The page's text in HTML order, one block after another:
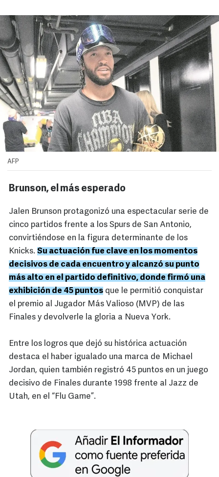
AFP
Brunson, el más esperado
Jalen Brunson protagonizó una espectacular serie de
cinco partidos frente a los Spurs de San Antonio,
convirtiéndose en la figura determinante de los
Knicks. Su actuación fue clave en los momentos
decisivos de cada encuentro y alcanzó su punto
más alto en el partido definitivo, donde firmó una
exhibición de 45 puntos que le permitió conquistar
el premio al Jugador Más Valioso (MVP) de las
Finales y devolverle la gloria a Nueva York.
Entre los logros que dejó su histórica actuación
destaca el haber igualado una marca de Michael
Jordan, quien también registró 45 puntos en un juego
decisivo de Finales durante 1998 frente al Jazz de
Utah, en el “Flu Game”.